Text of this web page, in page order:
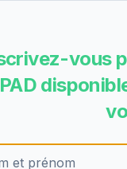
vous